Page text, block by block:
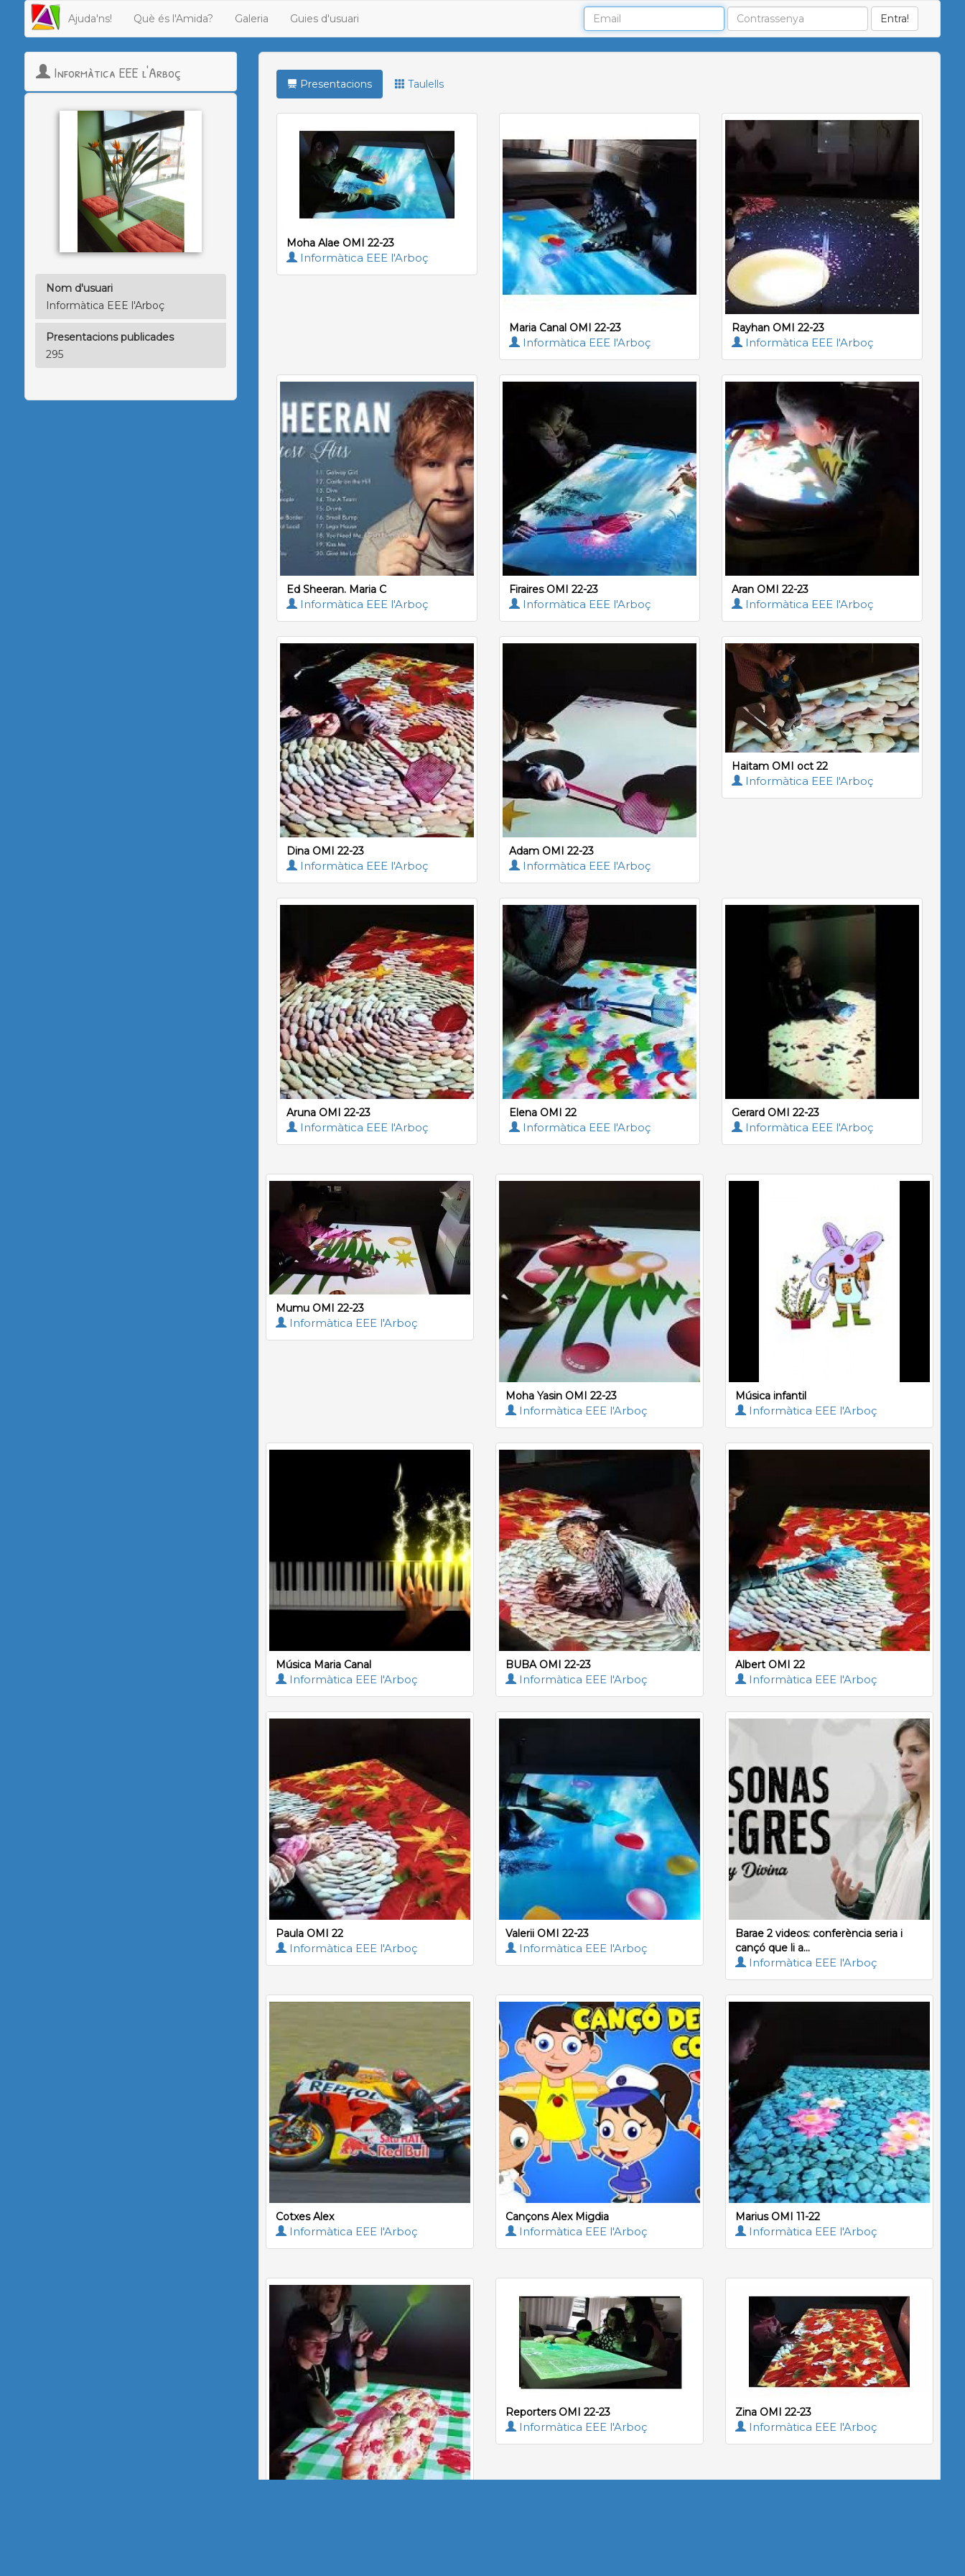
Ajuda'ns! Què és l'Amida? Galeria Guies d'usuari
Informàtica EEE l'Arboç
Nom d'usuari
Informàtica EEE l'Arboç
Presentacions publicades
295
Presentacions Taulells
Moha Alae OMI 22-23
Informàtica EEE l'Arboç
Maria Canal OMI 22-23
Informàtica EEE l'Arboç
Rayhan OMI 22-23
Informàtica EEE l'Arboç
Ed Sheeran. Maria C
Informàtica EEE l'Arboç
Firaires OMI 22-23
Informàtica EEE l'Arboç
Aran OMI 22-23
Informàtica EEE l'Arboç
Dina OMI 22-23
Informàtica EEE l'Arboç
Adam OMI 22-23
Informàtica EEE l'Arboç
Haitam OMI oct 22
Informàtica EEE l'Arboç
Aruna OMI 22-23
Informàtica EEE l'Arboç
Elena OMI 22
Informàtica EEE l'Arboç
Gerard OMI 22-23
Informàtica EEE l'Arboç
Mumu OMI 22-23
Informàtica EEE l'Arboç
Moha Yasin OMI 22-23
Informàtica EEE l'Arboç
Música infantil
Informàtica EEE l'Arboç
Música Maria Canal
Informàtica EEE l'Arboç
BUBA OMI 22-23
Informàtica EEE l'Arboç
Albert OMI 22
Informàtica EEE l'Arboç
Paula OMI 22
Informàtica EEE l'Arboç
Valerii OMI 22-23
Informàtica EEE l'Arboç
Barae 2 videos: conferència seria i
cançó que li a...
Informàtica EEE l'Arboç
Cotxes Alex
Informàtica EEE l'Arboç
Cançons Alex Migdia
Informàtica EEE l'Arboç
Marius OMI 11-22
Informàtica EEE l'Arboç
Reporters OMI 22-23
Informàtica EEE l'Arboç
Zina OMI 22-23
Informàtica EEE l'Arboç